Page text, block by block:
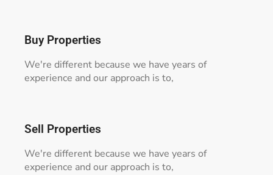
Buy Properties
We're different because we have years of
experience and our approach is to,
Sell Properties
We're different because we have years of
experience and our approach is to,